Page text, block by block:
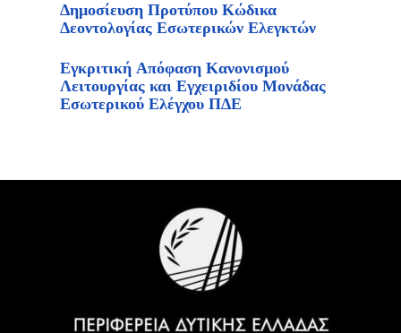
Δημοσίευση Προτύπου Κώδικα
Δεοντολογίας Εσωτερικών Ελεγκτών
Εγκριτική Απόφαση Κανονισμού
Λειτουργίας και Εγχειριδίου Μονάδας
Εσωτερικού Ελέγχου ΠΔΕ